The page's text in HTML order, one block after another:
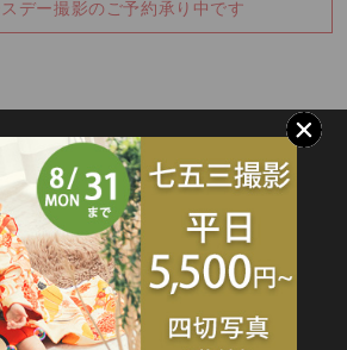
デー撮影のご予約承り中です
SITEMAP
新着情報
撮影メニュー
キャンペーン
衣装カタログ
よくあるご質問
お問合せ